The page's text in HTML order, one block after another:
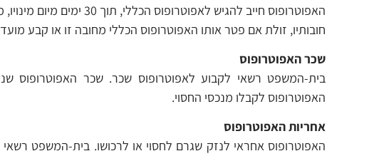
האפוטרופוס חייב להגיש
חובותיו, זולת אם פטר אותו האפוטרופוס הכללי מחובה זו או קבע
שכר האפוטרופוס
בית-המשפט רשאי לקבוע לאפוטרופוס שכר. שכר האפוטרופוס
האפוטרופוס לקבלו מנכסי החסוי.
אחריות האפוטרופוס
האפוטרופוס אחראי לנזק שגרם לחסוי או לרכושו. בית-המשפט